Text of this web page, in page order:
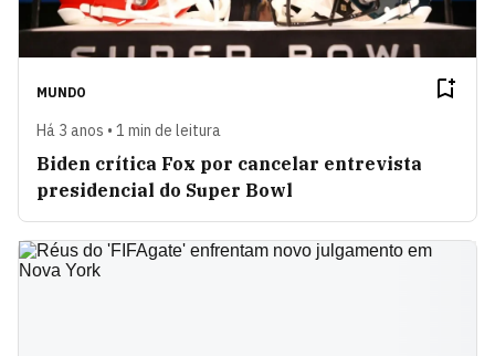
MUNDO
Há 3 anos • 1 min de leitura
Biden crítica Fox por cancelar entrevista
presidencial do Super Bowl